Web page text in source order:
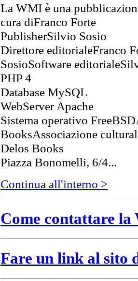
La WMI è una
cura diFranco Forte
PublisherSilvio Sosio
Direttore editorialeFranco
SosioSoftware
PHP 4
Database MySQL
WebServer Apache
Sistema operativo
BooksAssociazione
Delos Books
Piazza Bonomelli, 6/4...
Continua all'interno >
Come contattare
Fare un link al sito